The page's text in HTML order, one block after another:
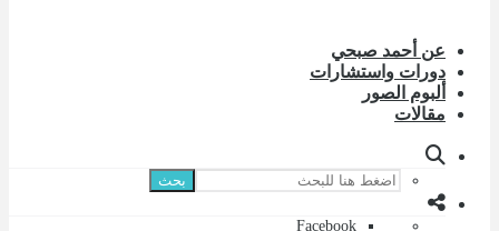
عن أحمد صبحي
دورات واستشارات
ألبوم الصور
مقالات
بحث
Facebook